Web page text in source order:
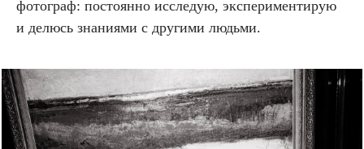
фотограф: постоянно исследую, экспериментирую
и делюсь знаниями с другими людьми.